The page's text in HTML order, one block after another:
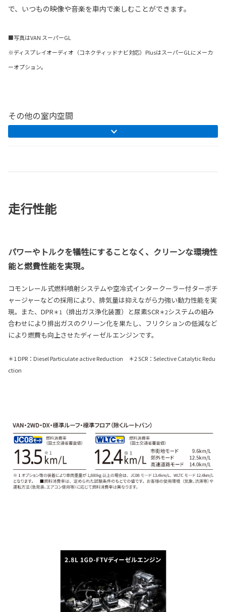
で、いつもの映像や音楽を車内で楽しむことができます。
■写真はVAN スーパーGL
※ディスプレイオーディオ（コネクティッドナビ対応）PlusはスーパーGLにメーカ
ーオプション。
その他の室内空間
走行性能
パワーやトルクを犠牲にすることなく、クリーンな環境性
能と燃費性能を実現。
コモンレール式燃料噴射システムや空冷式インタークーラー付ターボチ
ャージャーなどの採用により、排気量は抑えながら力強い動力性能を実
現。また、DPR＊1 （排出ガス浄化装置）と尿素SCR＊2システムの組み
合わせにより排出ガスのクリーン化を果たし、フリクションの低減など
により燃費も向上させたディーゼルエンジンです。
＊1 DPR：Diesel Particulate active Reduction ＊2 SCR：Selective Catalytic Redu
ction